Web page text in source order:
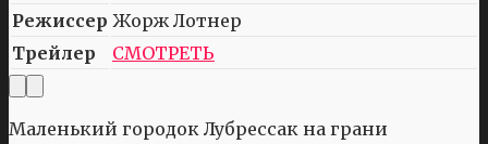
Режиссер Жорж Лотнер
Трейлер
СМОТРЕТЬ
Маленький городок Лубрессак на грани